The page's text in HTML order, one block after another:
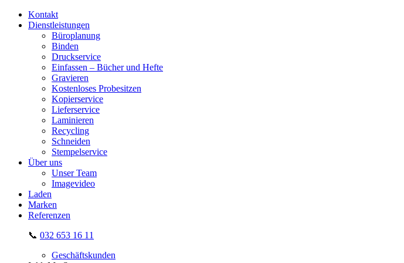
Kontakt
Dienstleistungen
Büroplanung
Binden
Druckservice
Einfassen – Bücher und Hefte
Gravieren
Kostenloses Probesitzen
Kopierservice
Lieferservice
Laminieren
Recycling
Schneiden
Stempelservice
Über uns
Unser Team
Imagevideo
Laden
Marken
Referenzen
📞 032 653 16 11
Geschäftskunden